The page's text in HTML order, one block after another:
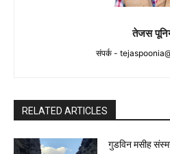
तेजस
संपर्क -
RELATED ARTICLES
गुडविन मसीह